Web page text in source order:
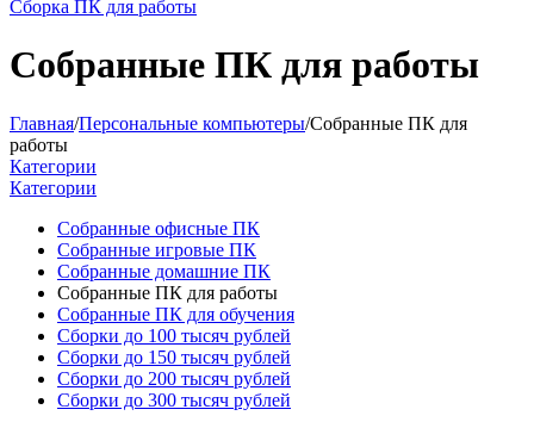
Сборка ПК для работы
Собранные ПК для работы
Главная/Персональные компьютеры/Собранные ПК для
работы
Категории
Категории
Собранные офисные ПК
Собранные игровые ПК
Собранные домашние ПК
Собранные ПК для работы
Собранные ПК для обучения
Сборки до 100 тысяч рублей
Сборки до 150 тысяч рублей
Сборки до 200 тысяч рублей
Сборки до 300 тысяч рублей